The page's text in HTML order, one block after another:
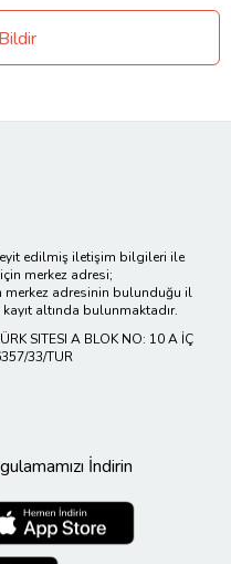
edilmiş iletişim bilgileri ile
merkez adresi;
merkez adresinin bulunduğu il
altında bulunmaktadır.
SITESI A BLOK NO: 10 A İÇ
33/TUR
İndirin